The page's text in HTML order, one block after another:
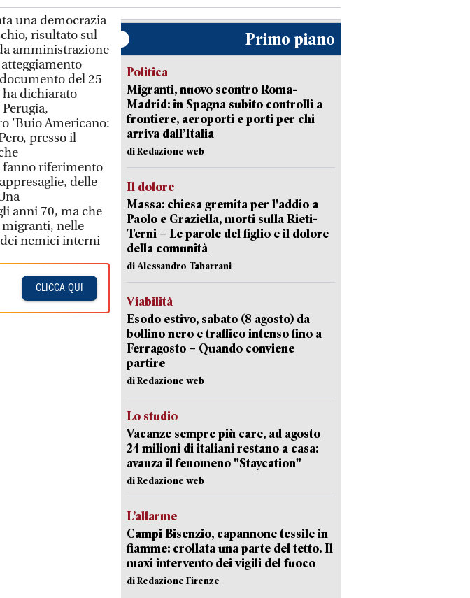
una democrazia
risultato sul
amministrazione
del 25
dichiarato
'Buio Americano:
presso il
riferimento
delle
anni 70, ma che
migranti, nelle
nemici interni
CLICCA QUI
Primo piano
Politica
Migranti, nuovo scontro Roma-
Madrid: in Spagna subito controlli a
frontiere, aeroporti e porti per chi
arriva dall’Italia
di Redazione web
Il dolore
Massa: chiesa gremita per l'addio a
Paolo e Graziella, morti sulla Rieti-
Terni – Le parole del figlio e il dolore
della comunità
di Alessandro Tabarrani
Viabilità
Esodo estivo, sabato (8 agosto) da
bollino nero e traffico intenso fino a
Ferragosto – Quando conviene
partire
di Redazione web
Lo studio
Vacanze sempre più care, ad agosto
24 milioni di italiani restano a casa:
avanza il fenomeno "Staycation"
di Redazione web
L’allarme
Campi Bisenzio, capannone tessile in
fiamme: crollata una parte del tetto. Il
maxi intervento dei vigili del fuoco
di Redazione Firenze